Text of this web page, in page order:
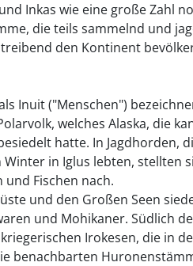
Inkas wie eine große Zahl
die teils sammelnd und
den Kontinent
Inuit ("Menschen")
welches Alaska, die
hatte. In Jagdhorden,
Winter in Iglus lebten, stellten
und Fischen nach.
und den Großen Seen
und Mohikaner. Südlich
Irokesen, die in
benachbarten